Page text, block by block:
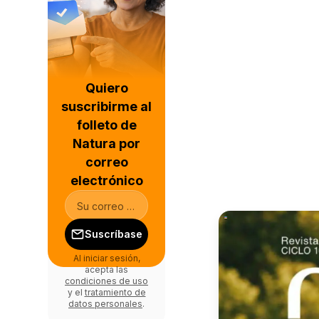
Quiero
suscribirme al
folleto de
Natura por
correo
electrónico
Suscríbase
Al iniciar sesión,
acepta las
condiciones de uso
y el tratamiento de
datos personales.